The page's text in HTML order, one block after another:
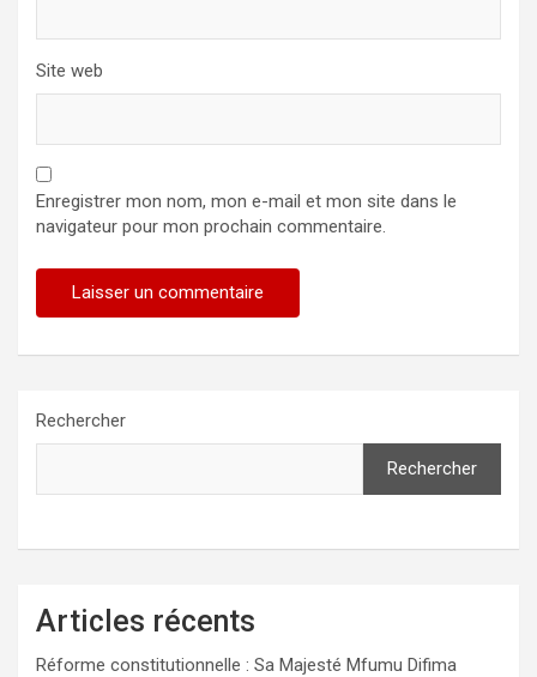
Site web
Enregistrer mon nom, mon e-mail et mon site dans le
navigateur pour mon prochain commentaire.
Rechercher
Rechercher
Articles récents
Réforme constitutionnelle : Sa Majesté Mfumu Difima